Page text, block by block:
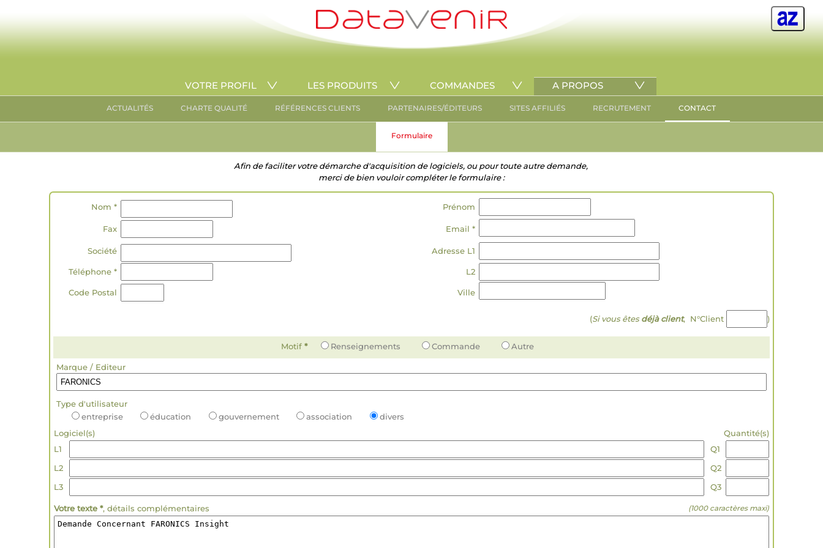
VOTRE PROFIL LES PRODUITS COMMANDES A PROPOS
ACTUALITÉS CHARTE QUALITÉ RÉFÉRENCES CLIENTS PARTENAIRES/ÉDITEURS SITES AFFILIÉS RECRUTEMENT CONTACT
Formulaire
Afin de faciliter votre démarche d'acquisition de logiciels, ou pour toute autre demande,
merci de bien vouloir compléter le formulaire :
Nom * Prénom
Fax Email *
Société Adresse L1
Téléphone * L2
Code Postal Ville
(Si vous êtesdéjà client, N°Client )
Motif * Renseignements Commande Autre
Marque / Editeur
Type d'utilisateur
entreprise
éducation gouvernement association
divers
Logiciel(s)
Quantité(s)
L1
Q1
L2
Q2
L3
Q3
Votre texte *, détails complémentaires (1000 caractères maxi)